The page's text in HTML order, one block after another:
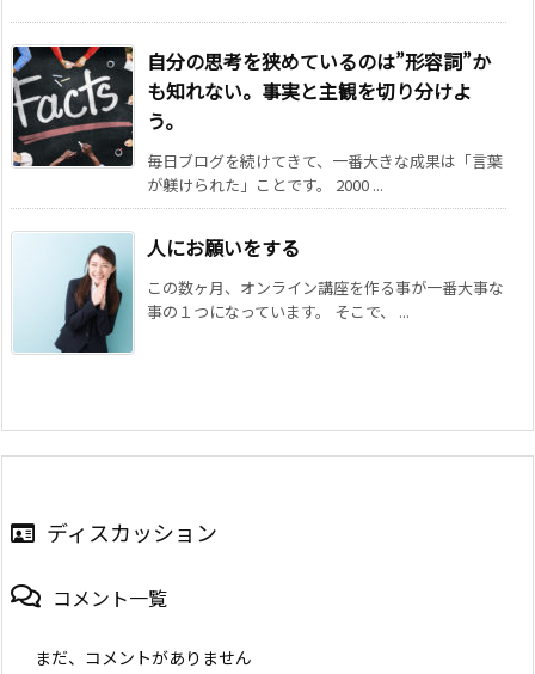
自分の思考を狭めているのは”形容詞”か
も知れない。事実と主観を切り分けよ
う。
毎日ブログを続けてきて、一番大きな成果は「言葉
が躾けられた」ことです。 2000 ...
人にお願いをする
この数ヶ月、オンライン講座を作る事が一番大事な
事の１つになっています。 そこで、 ...
ディスカッション
コメント一覧
まだ、コメントがありません